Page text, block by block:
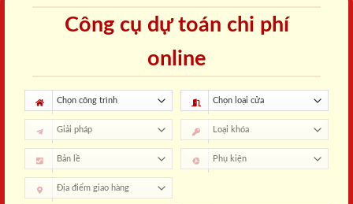
Công cụ dự toán chi phí
online